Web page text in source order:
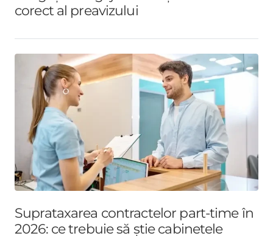
corect al preavizului
Suprataxarea contractelor part-time în
2026: ce trebuie să știe cabinetele